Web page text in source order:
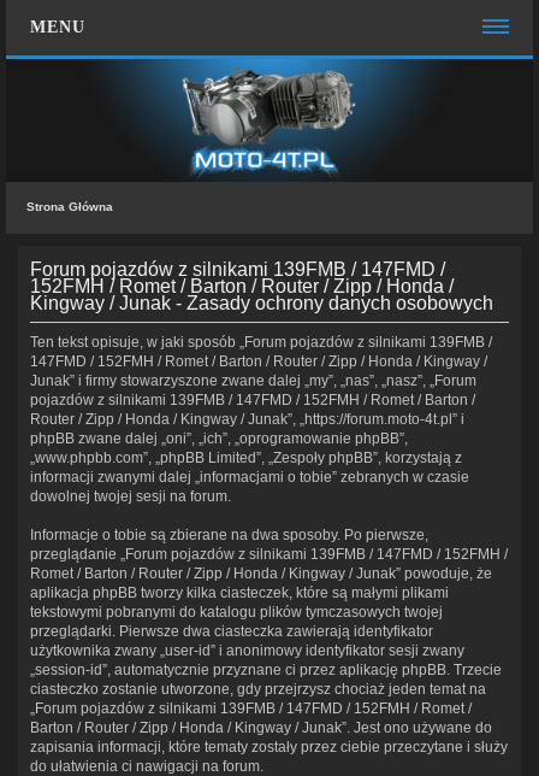
MENU
Zespół administracyjny
FAQ
MOTO CHAT
ZALOGUJ SIĘ
ZAREJESTRUJ SIĘ
KONTAKT Z NAMI
Strona Główna
Forum pojazdów z silnikami 139FMB / 147FMD /
152FMH / Romet / Barton / Router / Zipp / Honda /
Kingway / Junak - Zasady ochrony danych osobowych
Ten tekst opisuje, w jaki sposób „Forum pojazdów z silnikami 139FMB /
147FMD / 152FMH / Romet / Barton / Router / Zipp / Honda / Kingway /
Junak” i firmy stowarzyszone zwane dalej „my”, „nas”, „nasz”, „Forum
pojazdów z silnikami 139FMB / 147FMD / 152FMH / Romet / Barton /
Router / Zipp / Honda / Kingway / Junak”, „https://forum.moto-4t.pl” i
phpBB zwane dalej „oni”, „ich”, „oprogramowanie phpBB”,
„www.phpbb.com”, „phpBB Limited”, „Zespoły phpBB”, korzystają z
informacji zwanymi dalej „informacjami o tobie” zebranych w czasie
dowolnej twojej sesji na forum.
Informacje o tobie są zbierane na dwa sposoby. Po pierwsze,
przeglądanie „Forum pojazdów z silnikami 139FMB / 147FMD / 152FMH /
Romet / Barton / Router / Zipp / Honda / Kingway / Junak” powoduje, że
aplikacja phpBB tworzy kilka ciasteczek, które są małymi plikami
tekstowymi pobranymi do katalogu plików tymczasowych twojej
przeglądarki. Pierwsze dwa ciasteczka zawierają identyfikator
użytkownika zwany „user-id” i anonimowy identyfikator sesji zwany
„session-id”, automatycznie przyznane ci przez aplikację phpBB. Trzecie
ciasteczko zostanie utworzone, gdy przejrzysz chociaż jeden temat na
„Forum pojazdów z silnikami 139FMB / 147FMD / 152FMH / Romet /
Barton / Router / Zipp / Honda / Kingway / Junak”. Jest ono używane do
zapisania informacji, które tematy zostały przez ciebie przeczytane i służy
do ułatwienia ci nawigacji na forum.